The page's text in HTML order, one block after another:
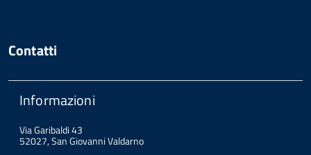
Contatti
Informazioni
Via Garibaldi 43
52027, San Giovanni Valdarno